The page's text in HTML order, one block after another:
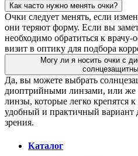
Как часто нужно менять очки?
Очки следует менять, если
они теряют форму. Если вы
необходимо обратиться к
визит в оптику для подбора
Могу ли я носить очки с
Да, вы можете выбрать
диоптрийными линзами, или же
линзы, которые легко
удобный и практичный вариант
зрения.
Каталог